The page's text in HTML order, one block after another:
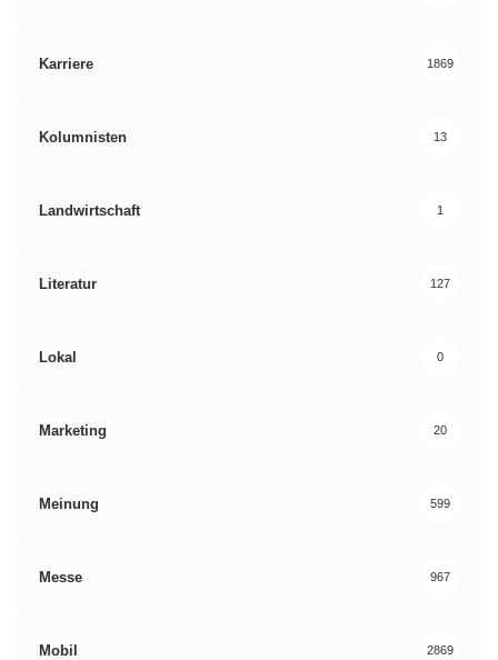
Karriere 1869
Kolumnisten 13
Landwirtschaft 1
Literatur 127
Lokal 0
Marketing 20
Meinung 599
Messe 967
Mobil 2869